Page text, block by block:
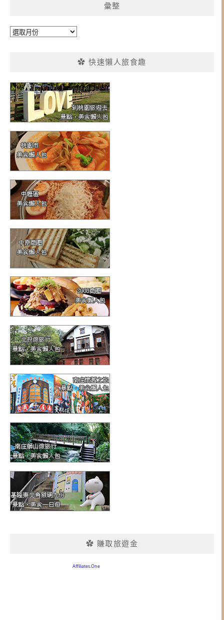
彙整
彙
✿ 快速懶人旅食趣
✿ 賺取旅遊金